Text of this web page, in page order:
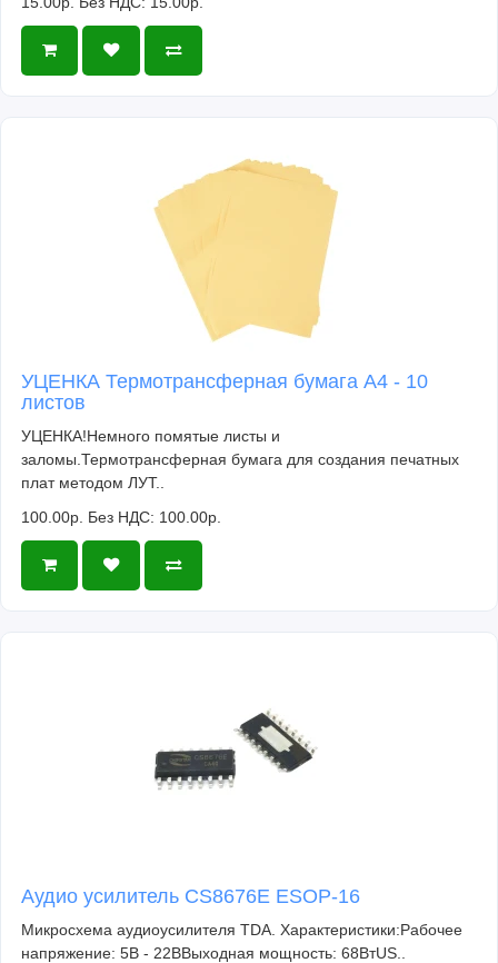
УЦЕНКА Термотрансферная бумага А4 - 10
листов
УЦЕНКА!Немного помятые листы и
заломы.Термотрансферная бумага для создания печатных
плат методом ЛУТ..
100.00р. Без НДС: 100.00р.
Аудио усилитель CS8676E ESOP-16
Микросхема аудиоусилителя TDA. Характеристики:Рабочее
напряжение: 5В - 22ВВыходная мощность: 68ВтUS..